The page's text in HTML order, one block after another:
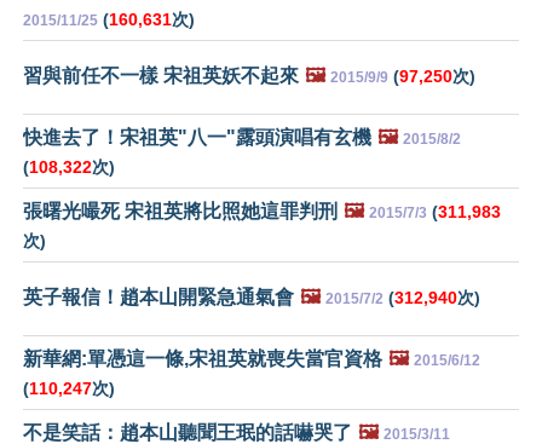
2015/11/25 (160,631次)
習與前任不一樣 宋祖英妖不起來 🖼️ 2015/9/9 (97,250次)
快進去了！宋祖英"八一"露頭演唱有玄機 🖼️ 2015/8/2
(108,322次)
張曙光嘬死 宋祖英將比照她這罪判刑 🖼️ 2015/7/3 (311,983
次)
英子報信！趙本山開緊急通氣會 🖼️ 2015/7/2 (312,940次)
新華網:單憑這一條,宋祖英就喪失當官資格 🖼️ 2015/6/12
(110,247次)
不是笑話：趙本山聽聞王珉的話嚇哭了 🖼️ 2015/3/11